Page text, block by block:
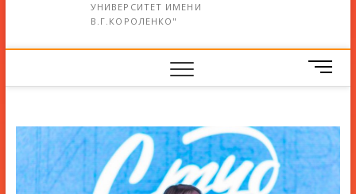
УНИВЕРСИТЕТ ИМЕНИ
В.Г.КОРОЛЕНКО"
М
е
К
н
о